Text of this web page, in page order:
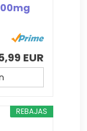
EUR
REBAJAS